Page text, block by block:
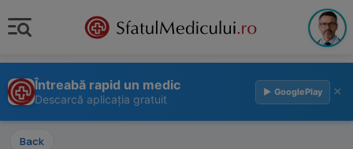
Întreabă rapid un medic
Descarcă aplicația gratuit
▶ GooglePlay ×
Back